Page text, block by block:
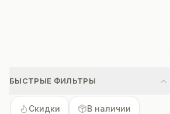
БЫСТРЫЕ ФИЛЬТРЫ
Скидки В наличии